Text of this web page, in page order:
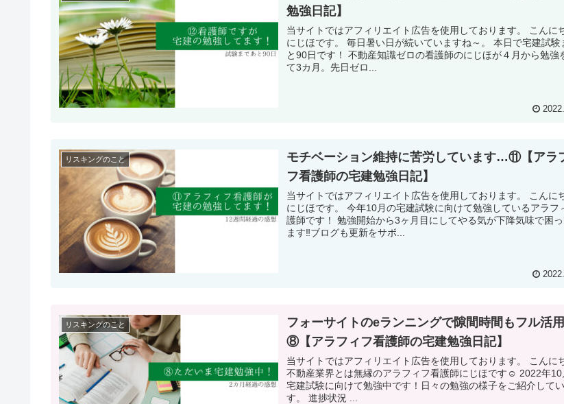
勉強日記】
当サイトではアフィリエイト広告を使用しております。 こんに
にじほです。 毎日暑い日が続いていますね～。 本日で宅建試験
と90日です！ 不動産知識ゼロの看護師のにじほが４月から勉強
て3カ月。先日ゼロ...
リスキングのこと
モチベーション維持に苦労しています…⑪【アラ
フ看護師の宅建勉強日記】
当サイトではアフィリエイト広告を使用しております。 こんに
にじほです。 今年10月の宅建試験に向けて勉強しているアラフ
護師です！ 勉強開始から3ヶ月目にしてやる気が下降気味で困
ます‼️ブログも更新をサボ...
リスキングのこと
フォーサイトのeランニングで隙間時間もフル活用
⑧【アラフィフ看護師の宅建勉強日記】
当サイトではアフィリエイト広告を使用しております。 こんに
不動産業界とは無縁のアラフィフ看護師にじほです☺ 2022年10
宅建試験に向けて勉強中です！日々の勉強の様子をご紹介して
す。 進捗状況 ...